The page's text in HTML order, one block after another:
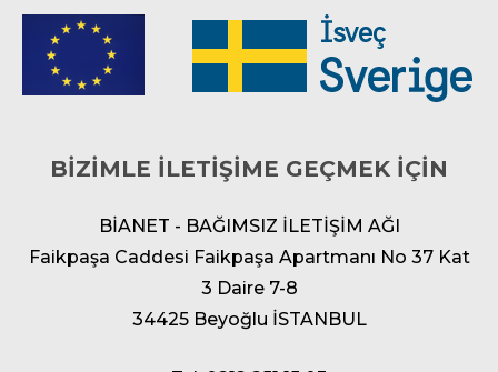
BİZİMLE İLETİŞİME GEÇMEK İÇİN
BİANET - BAĞIMSIZ İLETİŞİM AĞI
Faikpaşa Caddesi Faikpaşa Apartmanı No 37 Kat
3 Daire 7-8
34425 Beyoğlu İSTANBUL